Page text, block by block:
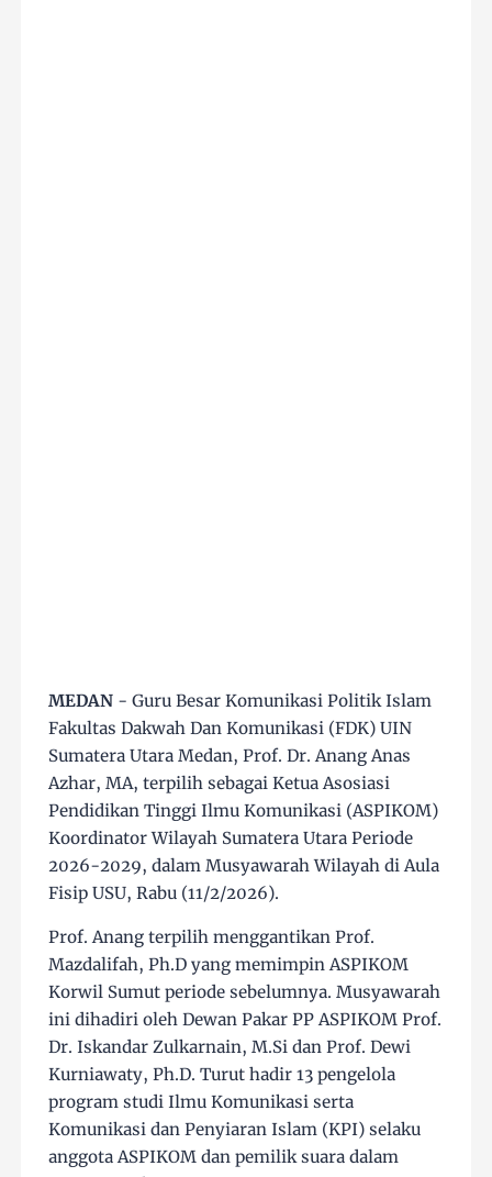
MEDAN - Guru Besar Komunikasi Politik Islam
Fakultas Dakwah Dan Komunikasi (FDK) UIN
Sumatera Utara Medan, Prof. Dr. Anang Anas
Azhar, MA, terpilih sebagai Ketua Asosiasi
Pendidikan Tinggi Ilmu Komunikasi (ASPIKOM)
Koordinator Wilayah Sumatera Utara Periode
2026-2029, dalam Musyawarah Wilayah di Aula
Fisip USU, Rabu (11/2/2026).
Prof. Anang terpilih menggantikan Prof.
Mazdalifah, Ph.D yang memimpin ASPIKOM
Korwil Sumut periode sebelumnya. Musyawarah
ini dihadiri oleh Dewan Pakar PP ASPIKOM Prof.
Dr. Iskandar Zulkarnain, M.Si dan Prof. Dewi
Kurniawaty, Ph.D. Turut hadir 13 pengelola
program studi Ilmu Komunikasi serta
Komunikasi dan Penyiaran Islam (KPI) selaku
anggota ASPIKOM dan pemilik suara dalam